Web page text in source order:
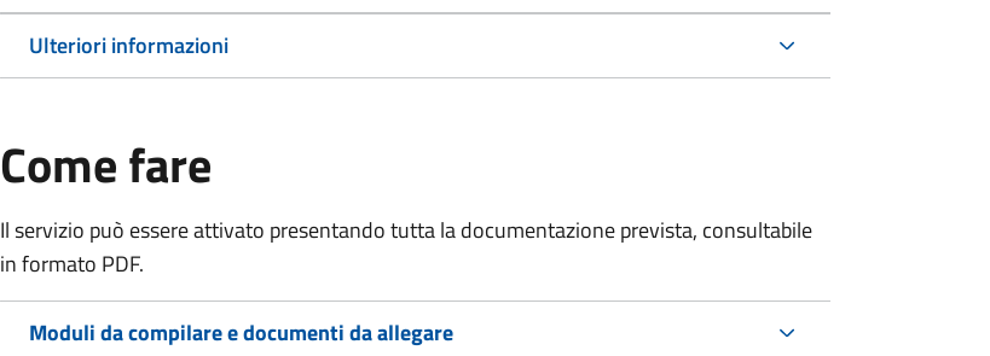
Ulteriori informazioni
Come fare
Il servizio può essere attivato presentando tutta la documentazione prevista, consultabile
in formato PDF.
Moduli da compilare e documenti da allegare